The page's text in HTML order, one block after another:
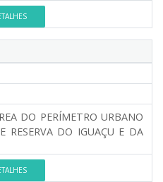
DO PERÍMETRO URBANO
RESERVA DO IGUAÇU E DA